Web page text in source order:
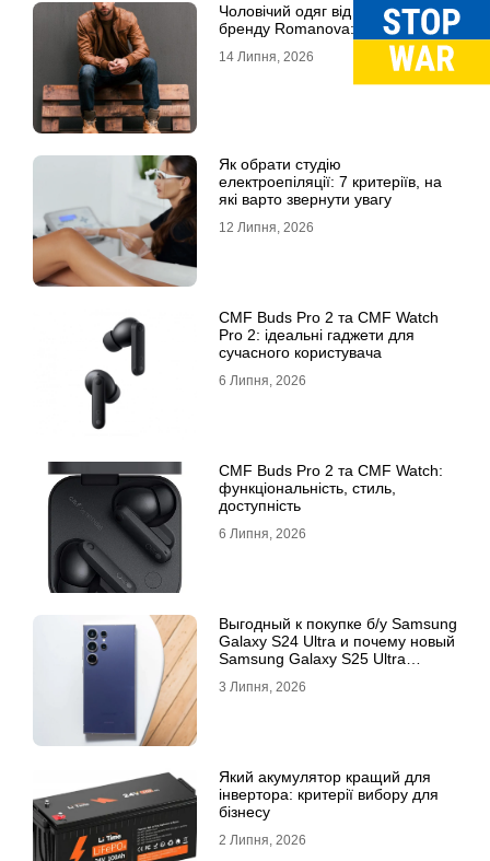
Чоловічий одяг від українського
бренду Romanova: якість і стиль
14 Липня, 2026
Як обрати студію
електроепіляції: 7 критеріїв, на
які варто звернути увагу
12 Липня, 2026
CMF Buds Pro 2 та CMF Watch
Pro 2: ідеальні гаджети для
сучасного користувача
6 Липня, 2026
CMF Buds Pro 2 та CMF Watch:
функціональність, стиль,
доступність
6 Липня, 2026
Выгодный к покупке б/у Samsung
Galaxy S24 Ultra и почему новый
Samsung Galaxy S25 Ultra
3 Липня, 2026
Який акумулятор кращий для
інвертора: критерії вибору для
бізнесу
2 Липня, 2026